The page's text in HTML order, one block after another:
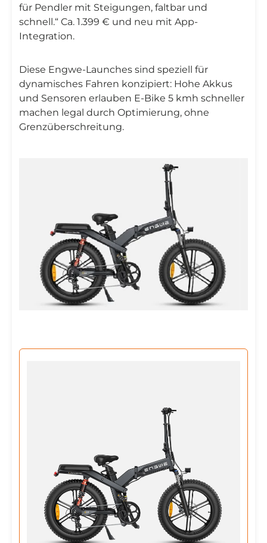
für Pendler mit Steigungen, faltbar und
schnell.“ Ca. 1.399 € und neu mit App-
Integration.
Diese Engwe-Launches sind speziell für
dynamisches Fahren konzipiert: Hohe Akkus
und Sensoren erlauben E-Bike 5 kmh schneller
machen legal durch Optimierung, ohne
Grenzüberschreitung.